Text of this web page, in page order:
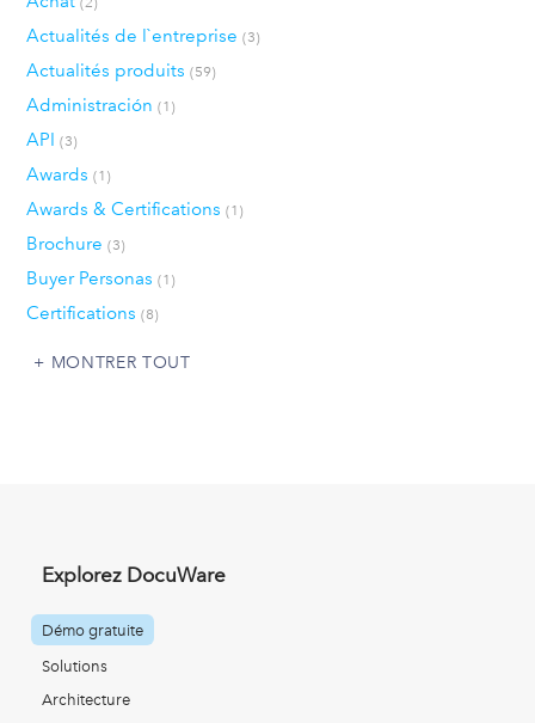
Actualités de l`entreprise (3)
Actualités produits (59)
Administración (1)
API (3)
Awards (1)
Awards & Certifications (1)
Brochure (3)
Buyer Personas (1)
Certifications (8)
MONTRER TOUT
Explorez DocuWare
Démo gratuite
Solutions
Architecture